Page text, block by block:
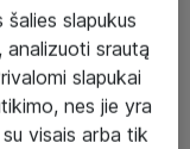
slapukus
srautą
slapukai
nes jie yra
visais arba tik